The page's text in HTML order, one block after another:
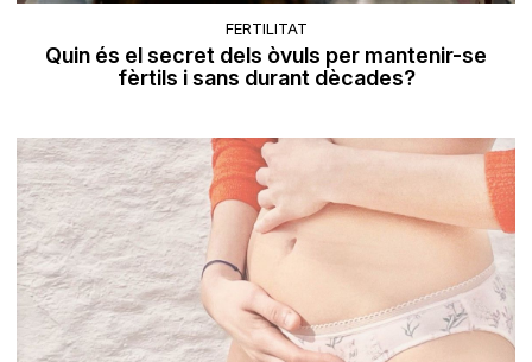
FERTILITAT
Quin és el secret dels òvuls per mantenir-se
fèrtils i sans durant dècades?